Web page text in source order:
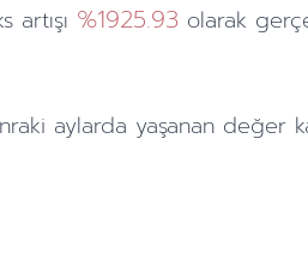
artışı %1925.93 olarak
aylarda yaşanan değer